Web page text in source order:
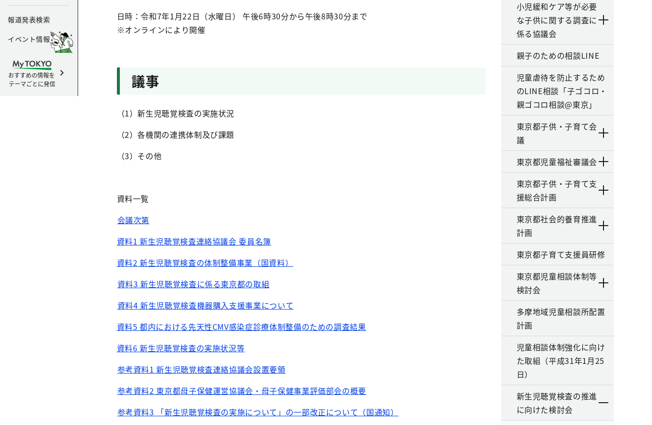
報道発表検索
イベント情報
おすすめの情報を
テーマごとに発信
日時：令和7年1月22日（水曜日） 午後6時30分から午後8時30分まで
※オンラインにより開催
議事
（1）新生児聴覚検査の実施状況
（2）各機関の連携体制及び課題
（3）その他
資料一覧
会議次第
資料1 新生児聴覚検査連絡協議会 委員名簿
資料2 新生児聴覚検査の体制整備事業（国資料）
資料3 新生児聴覚検査に係る東京都の取組
資料4 新生児聴覚検査機器購入支援事業について
資料5 都内における先天性CMV感染症診療体制整備のための調査結果
資料6 新生児聴覚検査の実施状況等
参考資料1 新生児聴覚検査連絡協議会設置要領
参考資料2 東京都母子保健運営協議会・母子保健事業評価部会の概要
参考資料3 「新生児聴覚検査の実施について」の一部改正について（国通知）
小児緩和ケア等が必要
な子供に関する調査に
係る協議会
親子のための相談LINE
児童虐待を防止するため
のLINE相談「子ゴコロ・
親ゴコロ相談@東京」
東京都子供・子育て会
議
東京都児童福祉審議会
東京都子供・子育て支
援総合計画
東京都社会的養育推進
計画
東京都子育て支援員研修
東京都児童相談体制等
検討会
多摩地域児童相談所配置
計画
児童相談体制強化に向け
た取組（平成31年1月25
日）
新生児聴覚検査の推進
に向けた検討会